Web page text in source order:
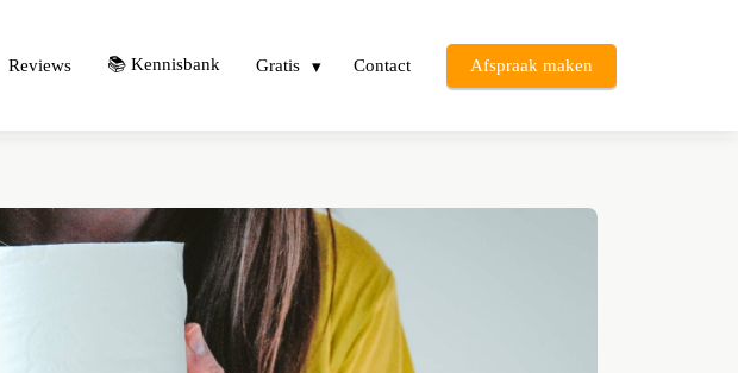
Reviews 📚 Kennisbank Gratis Contact Afspraak maken